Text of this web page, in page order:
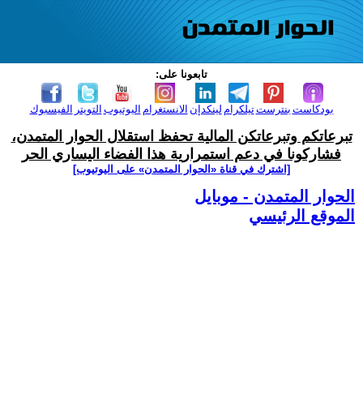
تابعونا على:
الفيسبوك التويتر اليوتيوب الانستغرام لينكدإن تيلكرامبنترست بودكاست
تبرعاتكم وتبرعاتكن المالية تحفظ استقلال الحوار المتمدن،
فشاركونا في دعم استمرارية هذا الفضاء اليساري الحر
[اشترك في قناة ‫«الحوار المتمدن» على اليوتيوب]
الحوار المتمدن - موبايل
الموقع الرئيسي